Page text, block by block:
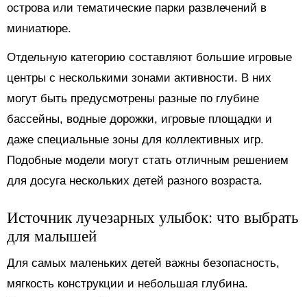
острова или тематические парки развлечений в
миниатюре.
Отдельную категорию составляют большие игровые
центры с несколькими зонами активности. В них
могут быть предусмотрены разные по глубине
бассейны, водные дорожки, игровые площадки и
даже специальные зоны для коллективных игр.
Подобные модели могут стать отличным решением
для досуга нескольких детей разного возраста.
Источник лучезарных улыбок: что выбрать
для малышей
Для самых маленьких детей важны безопасность,
мягкость конструкции и небольшая глубина.